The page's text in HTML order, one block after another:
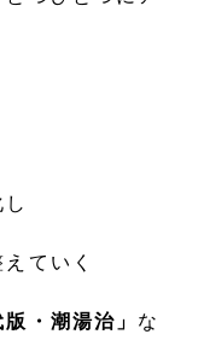
ていく
・潮湯治」 な